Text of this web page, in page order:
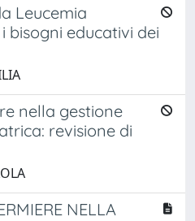
Leucemia
bisogni educativi dei
nella gestione
revisione di
NELLA